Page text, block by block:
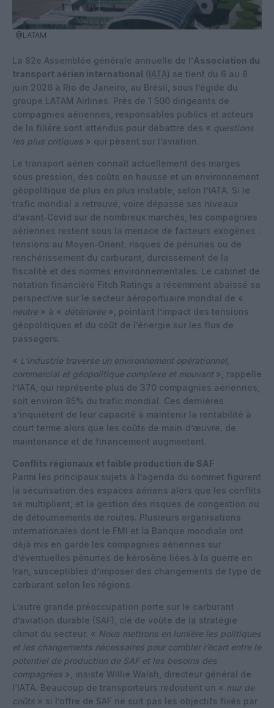
@LATAM
La 82e Assemblée générale annuelle de l’Association du
transport aérien international (IATA) se tient du 6 au 8
juin 2026 à Rio de Janeiro, au Brésil, sous l’égide du
groupe LATAM Airlines. Près de 1 500 dirigeants de
compagnies aériennes, responsables publics et acteurs
de la filière sont attendus pour débattre des « questions
les plus critiques » qui pèsent sur l’aviation.
Le transport aérien connaît actuellement des marges
sous pression, des coûts en hausse et un environnement
géopolitique de plus en plus instable, selon l’IATA. Si le
trafic mondial a retrouvé, voire dépassé ses niveaux
d’avant‑Covid sur de nombreux marchés, les compagnies
aériennes restent sous la menace de facteurs exogènes :
tensions au Moyen‑Orient, risques de pénuries ou de
renchérissement du carburant, durcissement de la
fiscalité et des normes environnementales. Le cabinet de
notation financière Fitch Ratings a récemment abaissé sa
perspective sur le secteur aéroportuaire mondial de «
neutre » à « détériorée », pointant l’impact des tensions
géopolitiques et du coût de l’énergie sur les flux de
passagers.
« L’industrie traverse un environnement opérationnel,
commercial et géopolitique complexe et mouvant », rappelle
l’IATA, qui représente plus de 370 compagnies aériennes,
soit environ 85% du trafic mondial. Ces dernières
s’inquiètent de leur capacité à maintenir la rentabilité à
court terme alors que les coûts de main‑d’œuvre, de
maintenance et de financement augmentent.
Conflits régionaux et faible production de SAF
Parmi les principaux sujets à l’agenda du sommet figurent
la sécurisation des espaces aériens alors que les conflits
se multiplient, et la gestion des risques de congestion ou
de détournements de routes. Plusieurs organisations
internationales dont le FMI et la Banque mondiale ont
déjà mis en garde les compagnies aériennes sur
d’éventuelles pénuries de kérosène liées à la guerre en
Iran, susceptibles d’imposer des changements de type de
carburant selon les régions.
L’autre grande préoccupation porte sur le carburant
d’aviation durable (SAF), clé de voûte de la stratégie
climat du secteur. « Nous mettrons en lumière les politiques
et les changements nécessaires pour combler l’écart entre le
potentiel de production de SAF et les besoins des
compagnies », insiste Willie Walsh, directeur général de
l’IATA. Beaucoup de transporteurs redoutent un « mur de
coûts » si l’offre de SAF ne suit pas les objectifs fixés par